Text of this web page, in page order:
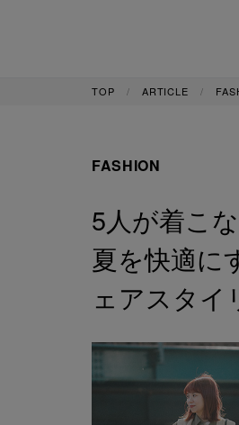
TOP ARTICLE
FASHION
5人が着こな
夏を快適に
ェアスタイ